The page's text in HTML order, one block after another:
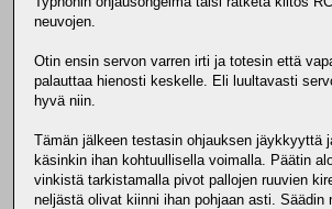
neuvojen.
Otin ensin servon varren irti ja totesin että
palauttaa hienosti keskelle. Eli luultavasti
hyvä niin.
Tämän jälkeen testasin ohjauksen jäykkyyttä
käsinkin ihan kohtuullisella voimalla. Päätin
vinkistä tarkistamalla pivot pallojen ruuvien
neljästä olivat kiinni ihan pohjaan asti. Säädin